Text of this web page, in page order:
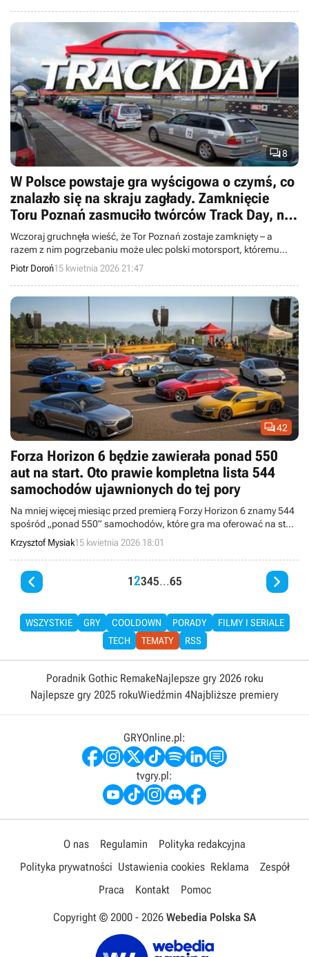
8
W Polsce powstaje gra wyścigowa o czymś, co
znalazło się na skraju zagłady. Zamknięcie
Toru Poznań zasmuciło twórców Track Day, na
szczęście nie na długo
Wczoraj gruchnęła wieść, że Tor Poznań zostaje zamknięty – a
razem z nim pogrzebaniu może ulec polski motorsport, któremu
miała być poświęcona powstająca obecnie gra Track Day studia
Apex7. Zapytaliśmy jej współtwórcę, co to oznacza dla tego
projektu.
Piotr Doroń15 kwietnia 2026 21:47
42
Forza Horizon 6 będzie zawierała ponad 550
aut na start. Oto prawie kompletna lista 544
samochodów ujawnionych do tej pory
Na mniej więcej miesiąc przed premierą Forzy Horizon 6 znamy 544
spośród „ponad 550” samochodów, które gra ma oferować na start
(w tym modele z DLC).
Krzysztof Mysiak15 kwietnia 2026 18:01
 12345...65 
WSZYSTKIE GRY COOLDOWN PORADY
FILMY I SERIALE
TECH
TEMATY RSS
Poradnik Gothic RemakeNajlepsze gry 2026 roku
Najlepsze gry 2025 rokuWiedźmin 4Najbliższe premiery
GRYOnline.pl:
tvgry.pl:
O nas Regulamin
Polityka redakcyjna
Polityka prywatności Ustawienia cookies Reklama
Zespół
Praca
Kontakt Pomoc
Copyright © 2000 - 2026 Webedia Polska SA